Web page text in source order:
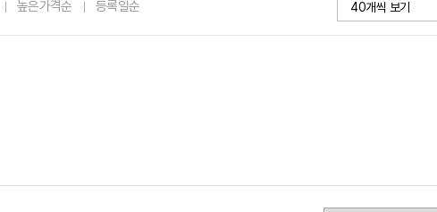
높은가격순 등록일순